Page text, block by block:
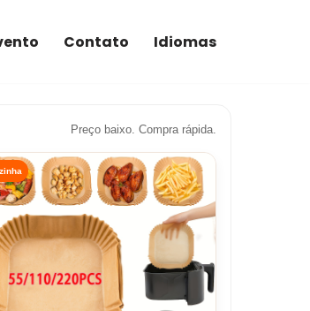
Contato Idiomas
Preço baixo. Compra rápida.